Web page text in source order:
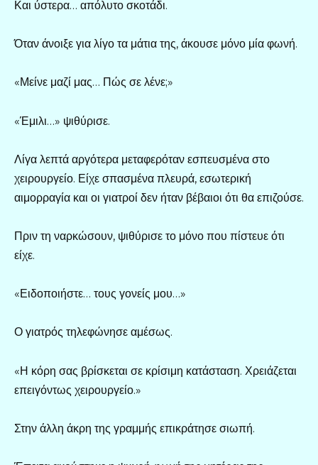
Και ύστερα… απόλυτο σκοτάδι.
Όταν άνοιξε για λίγο τα μάτια της, άκουσε μόνο μία φωνή.
«Μείνε μαζί μας… Πώς σε λένε;»
«Έμιλι…» ψιθύρισε.
Λίγα λεπτά αργότερα μεταφερόταν εσπευσμένα στο
χειρουργείο. Είχε σπασμένα πλευρά, εσωτερική
αιμορραγία και οι γιατροί δεν ήταν βέβαιοι ότι θα επιζούσε.
Πριν τη ναρκώσουν, ψιθύρισε το μόνο που πίστευε ότι
είχε.
«Ειδοποιήστε… τους γονείς μου…»
Ο γιατρός τηλεφώνησε αμέσως.
«Η κόρη σας βρίσκεται σε κρίσιμη κατάσταση. Χρειάζεται
επειγόντως χειρουργείο.»
Στην άλλη άκρη της γραμμής επικράτησε σιωπή.